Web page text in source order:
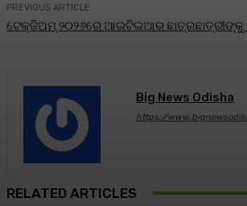
PREVIOUS ARTICLE
ଟେକ୍‌ଜିଅମ୍ ୨୦୨୬ରେ ଆଇଟିଇଆର ଛାତ୍ରଛାତ୍ରୀଙ୍କୁ
Big News Odisha
https://
RELATED ARTICLES